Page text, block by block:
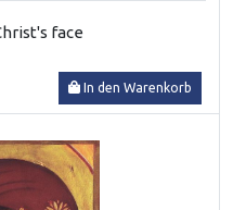
face
In den Warenkorb